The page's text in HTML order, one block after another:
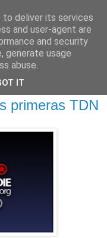
primeras TDN
to deliver its services
and user-agent are
and security
generate usage
abuse.
IT